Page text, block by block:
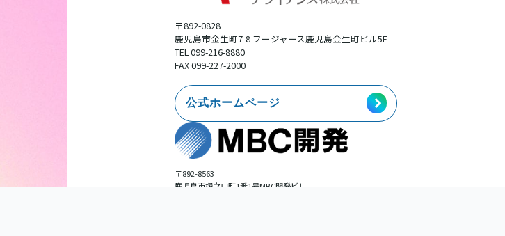
〒892-0828
鹿児島市金生町7-8 フージャース鹿児島金生町ビル5F
TEL 099-216-8880
FAX 099-227-2000
公式ホームページ
〒892-8563
鹿児島市樋之口町1番1号MBC開発ビル